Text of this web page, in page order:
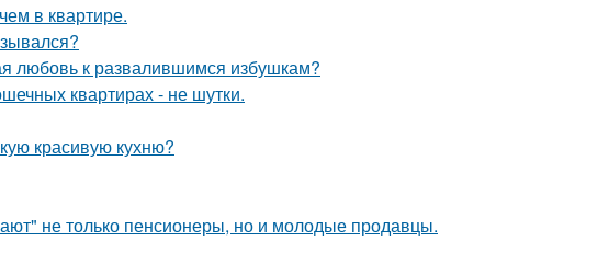
в квартире.
любовь к развалившимся избушкам?
квартирах - не шутки.
красивую кухню?
не только пенсионеры, но и молодые продавцы.